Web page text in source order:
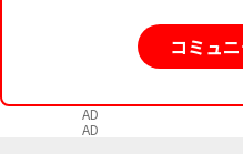
コミュ
AD
AD